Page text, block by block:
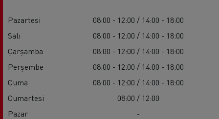
Pazartesi
08:00 - 12:00 / 14:00 - 18:00
Salı
08:00 - 12:00 / 14:00 - 18:00
Çarşamba
08:00 - 12:00 / 14:00 - 18:00
Perşembe
08:00 - 12:00 / 14:00 - 18:00
Cuma
08:00 - 12:00 / 14:00 - 18:00
Cumartesi
08:00 / 12:00
Pazar
-